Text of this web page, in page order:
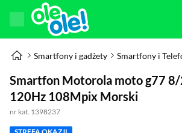
Smartfony i gadżety Smartfony i
Smartfon Motorola moto g77
120Hz 108Mpix Morski
nr kat. 1398237